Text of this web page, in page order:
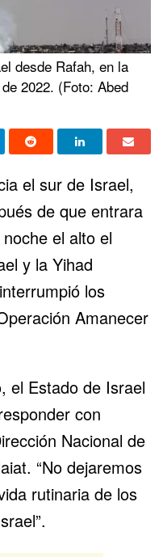
desde Rafah, en la
2022. (Foto: Abed
el sur de Israel,
de que entrara
el alto el
y la Yihad
los
Amanecer
el Estado de Israel
con
Nacional de
“No dejaremos
rutinaria de los